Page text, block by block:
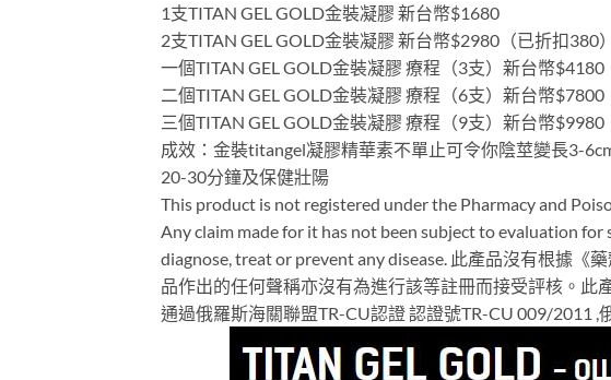
1支TITAN GEL GOLD金裝凝膠 新台幣$1680
2支TITAN GEL GOLD金裝凝膠 新台幣$2980（已折扣380）
一個TITAN GEL GOLD金裝凝膠 療程（3支）新台幣$4180
二個TITAN GEL GOLD金裝凝膠 療程（6支）新台幣
三個TITAN GEL GOLD金裝凝膠 療程（9支）新台幣
成效：金裝titangel凝膠精華素不單止可令你陰莖變長3-
20-30分鐘及保健壯陽
This product is not registered under the Pharmacy and
Any claim made for it has not been subject to evaluation
diagnose, treat or prevent any disease. 此產品沒有根據《
品作出的任何聲稱亦沒有為進行該等註冊而接受評核。此
通過俄羅斯海關聯盟TR-CU認證 認證號TR-CU 009/2011 ,